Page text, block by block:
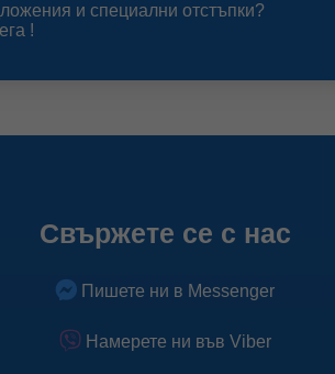
и специални отстъпки?
!
Свържете се с нас
Пишете ни в Messenger
Намерете ни във Viber